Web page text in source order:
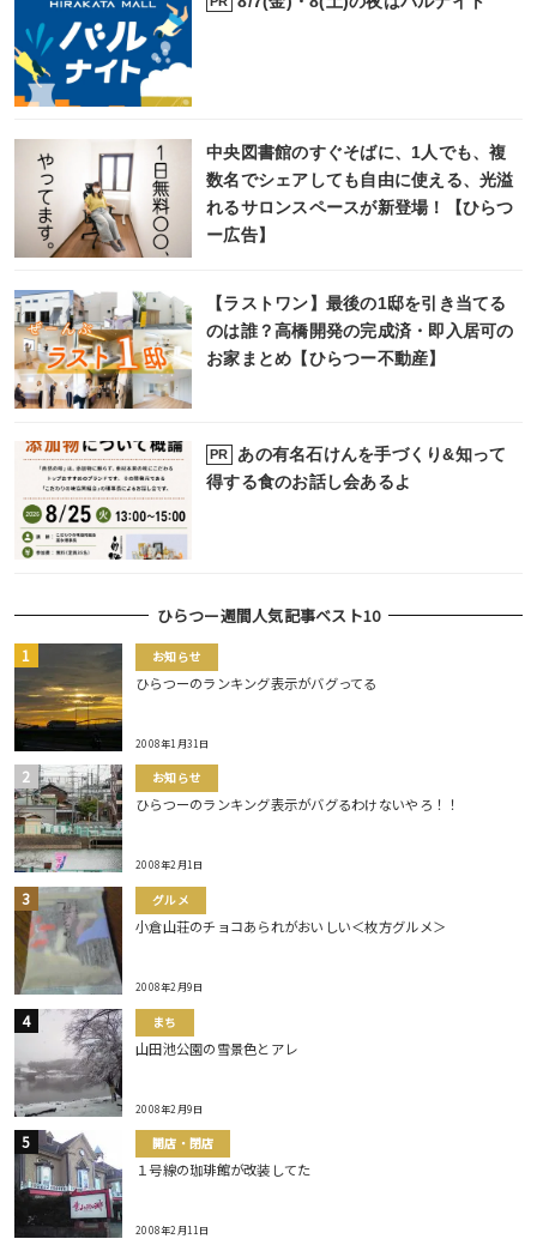
中央図書館のすぐそばに、1人でも、複
数名でシェアしても自由に使える、光溢
れるサロンスペースが新登場！【ひらつ
ー広告】
【ラストワン】最後の1邸を引き当てる
のは誰？高橋開発の完成済・即入居可の
お家まとめ【ひらつー不動産】
PR
あの有名石けんを手づくり&知って
得する食のお話し会あるよ
ひらつー週間人気記事ベスト10
お知らせ
ひらつーのランキング表示がバグってる
2008年1月31日
お知らせ
ひらつーのランキング表示がバグるわけないやろ！！
2008年2月1日
グルメ
小倉山荘のチョコあられがおいしい＜枚方グルメ＞
2008年2月9日
まち
山田池公園の雪景色とアレ
2008年2月9日
開店・閉店
１号線の珈琲館が改装してた
2008年2月11日